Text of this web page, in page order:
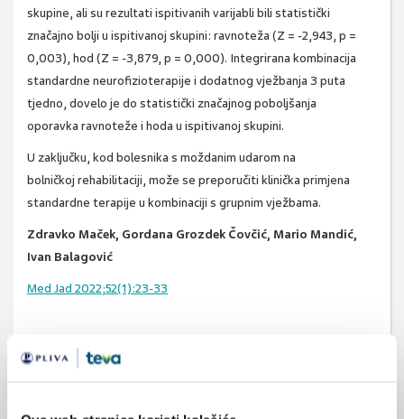
skupine, ali su rezultati ispitivanih varijabli bili statistički
značajno bolji u ispitivanoj skupini: ravnoteža (Z = -2,943, p =
0,003), hod (Z = -3,879, p = 0,000). Integrirana kombinacija
standardne neurofizioterapije i dodatnog vježbanja 3 puta
tjedno, dovelo je do statistički značajnog poboljšanja
oporavka ravnoteže i hoda u ispitivanoj skupini.
U zaključku, kod bolesnika s moždanim udarom na
bolničkoj rehabilitaciji, može se preporučiti klinička primjena
standardne terapije u kombinaciji s grupnim vježbama.
Zdravko Maček, Gordana Grozdek Čovčić, Mario Mandić,
Ivan Balagović
Med Jad 2022;52(1):23-33